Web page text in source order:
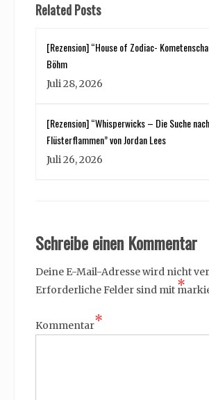
Related Posts
[Rezension] “House of Zodiac-
Böhm
Juli 28, 2026
[Rezension] “Whisperwicks – Die Suche
Flüsterflammen” von Jordan Lees
Juli 26, 2026
Schreibe einen Kommentar
Deine E-Mail-Adresse wird nicht
Erforderliche Felder sind mit *
Kommentar*